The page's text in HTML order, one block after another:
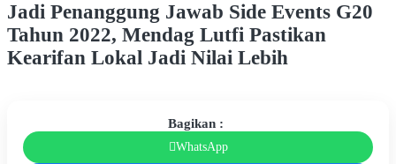
Jadi Penanggung Jawab Side Events G20
Tahun 2022, Mendag Lutfi Pastikan
Kearifan Lokal Jadi Nilai Lebih
Bagikan :
WhatsApp